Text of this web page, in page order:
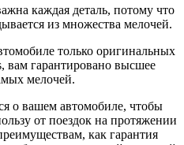
каждая деталь, потому что
из множества мелочей.
только оригинальных
вам гарантировано высшее
мелочей.
о вашем автомобиле, чтобы
от поездок на протяжении
как гарантия